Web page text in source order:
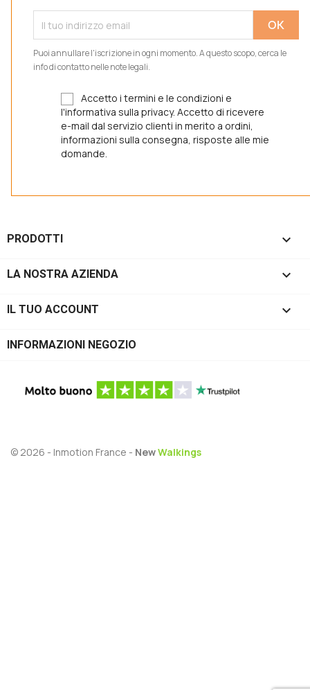
Puoi annullare l'iscrizione in ogni momento. A questo scopo, cerca le
info di contatto nelle note legali.
Accetto i termini e le condizioni e
l'informativa sulla privacy. Accetto di ricevere
e-mail dal servizio clienti in merito a ordini,
informazioni sulla consegna, risposte alle mie
domande.
PRODOTTI 
LA NOSTRA AZIENDA 
IL TUO ACCOUNT 
INFORMAZIONI NEGOZIO
© 2026 - Inmotion France - NewWalkings